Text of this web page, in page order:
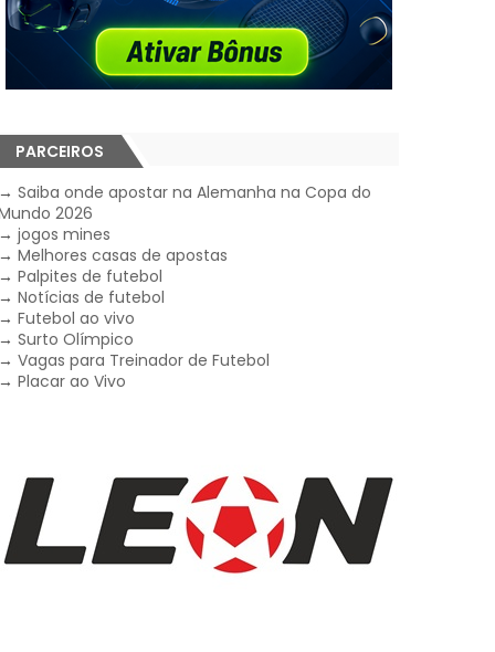
PARCEIROS
→Saiba onde apostar na Alemanha na Copa do
2026
→jogos mines
→Melhores casas de apostas
→Palpites de futebol
→Notícias de futebol
→Futebol ao vivo
→Surto Olímpico
→Vagas para Treinador de Futebol
→Placar ao Vivo